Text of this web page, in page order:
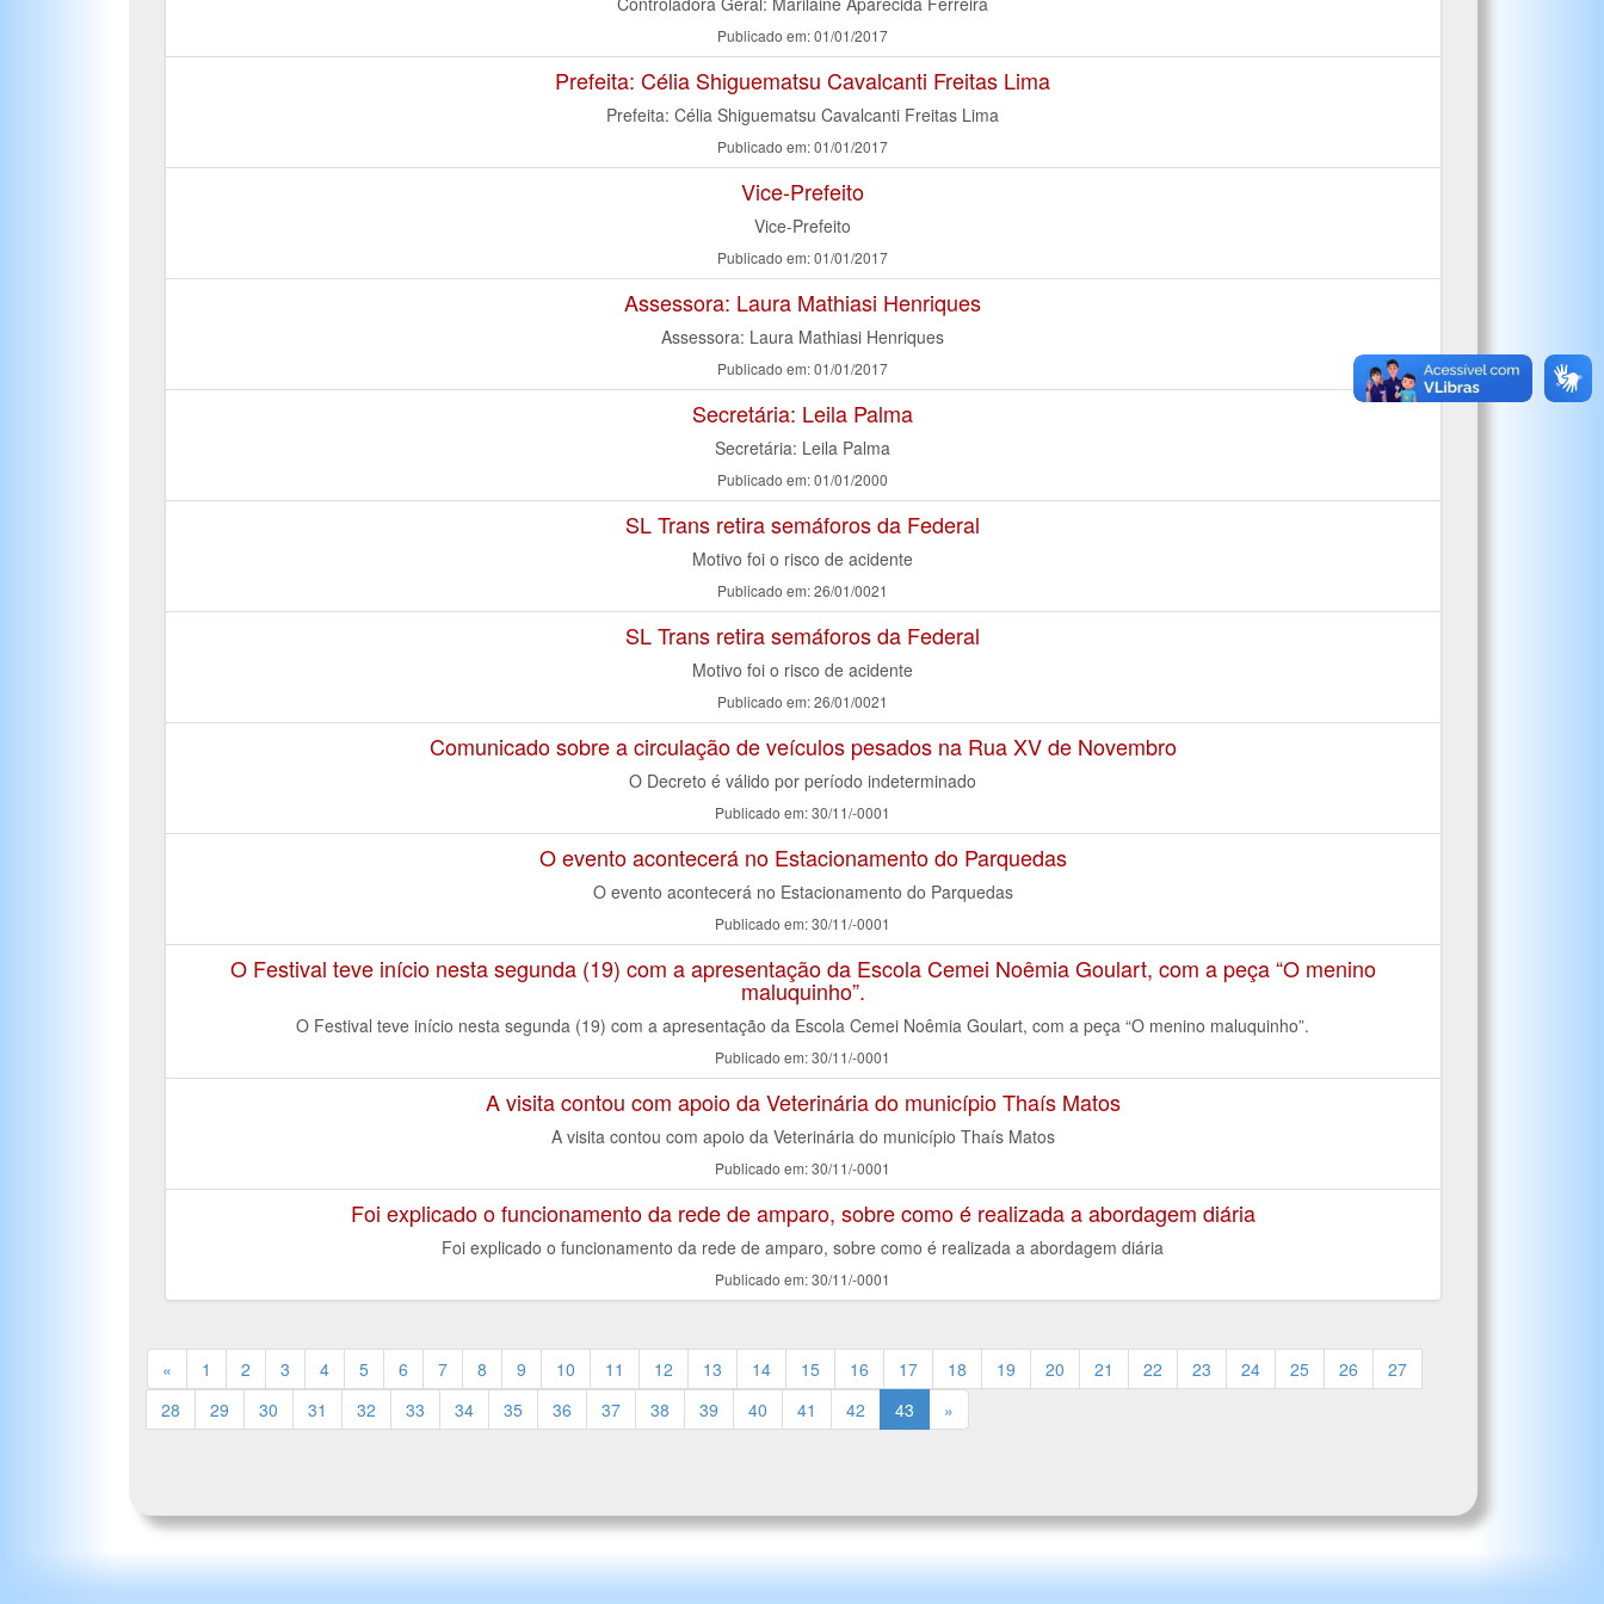
Publicado em: 01/01/2017
Prefeita: Célia Shiguematsu Cavalcanti Freitas Lima
Prefeita: Célia Shiguematsu Cavalcanti Freitas Lima
Publicado em: 01/01/2017
Vice-Prefeito
Vice-Prefeito
Publicado em: 01/01/2017
Assessora: Laura Mathiasi Henriques
Assessora: Laura Mathiasi Henriques
Publicado em: 01/01/2017
Secretária: Leila Palma
Secretária: Leila Palma
Publicado em: 01/01/2000
SL Trans retira semáforos da Federal
Motivo foi o risco de acidente
Publicado em: 26/01/0021
SL Trans retira semáforos da Federal
Motivo foi o risco de acidente
Publicado em: 26/01/0021
Comunicado sobre a circulação de veículos pesados na Rua XV de Novembro
O Decreto é válido por período indeterminado
Publicado em: 30/11/-0001
O evento acontecerá no Estacionamento do Parquedas
O evento acontecerá no Estacionamento do Parquedas
Publicado em: 30/11/-0001
O Festival teve início nesta segunda (19) com a apresentação da Escola Cemei Noêmia Goulart, com a peça “O menino
maluquinho”.
O Festival teve início nesta segunda (19) com a apresentação da Escola Cemei Noêmia Goulart, com a peça “O menino maluquinho”.
Publicado em: 30/11/-0001
A visita contou com apoio da Veterinária do município Thaís Matos
A visita contou com apoio da Veterinária do município Thaís Matos
Publicado em: 30/11/-0001
Foi explicado o funcionamento da rede de amparo, sobre como é realizada a abordagem diária
Foi explicado o funcionamento da rede de amparo, sobre como é realizada a abordagem diária
Publicado em: 30/11/-0001
« 1 2 3 4 5 6 7 8 9 10 11 12 13 14 15 16 17 18 19 20 21 22 23 24 25 26
27
28
29 30 31 32 33 34 35 36 37 38 39 40 41 42 43 »